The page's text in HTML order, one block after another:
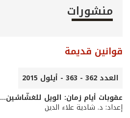
منشورات
قوانين قديمة
العدد 362 - 363 - أيلول 2015
عقوبات أيام زمان: الويل للغشّاشين...
إعداد: د. شادية علاء الدين